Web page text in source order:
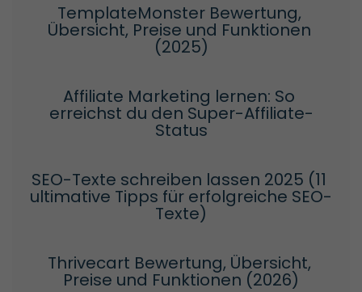
TemplateMonster Bewertung,
Übersicht, Preise und Funktionen
(2025)
Affiliate Marketing lernen: So
erreichst du den Super-Affiliate-
Status
SEO-Texte schreiben lassen 2025 (11
ultimative Tipps für erfolgreiche SEO-
Texte)
Thrivecart Bewertung, Übersicht,
Preise und Funktionen (2026)